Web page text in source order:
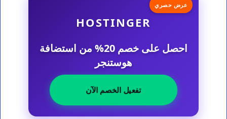
عرض حصري
HOSTINGER
احصل على خصم 20% من استضافة
هوستنجر
تفعيل الخصم الآن